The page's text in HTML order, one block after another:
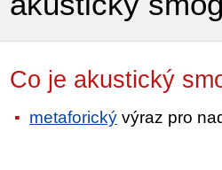
Co je akustický
metaforický výraz pro